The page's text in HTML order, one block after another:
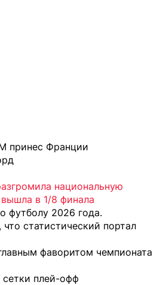
принес Франции
национальную
в 1/8 финала
футболу 2026 года.
статистический портал
фаворитом чемпионата
сетки плей-офф